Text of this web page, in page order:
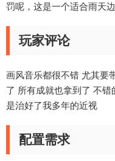
罚呢，这是一个适合雨天
玩家评论
画风音乐都很不错 尤其要
了 所有成就也拿到了 不
是治好了我多年的近视
配置需求